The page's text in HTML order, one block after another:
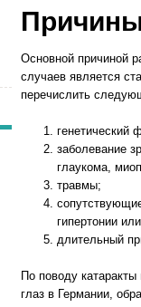
Основной причиной
случаев является
перечислить
генетический
заболевание
глаукома,
травмы;
гипертонии
длительный
По поводу
глаз в Германии,